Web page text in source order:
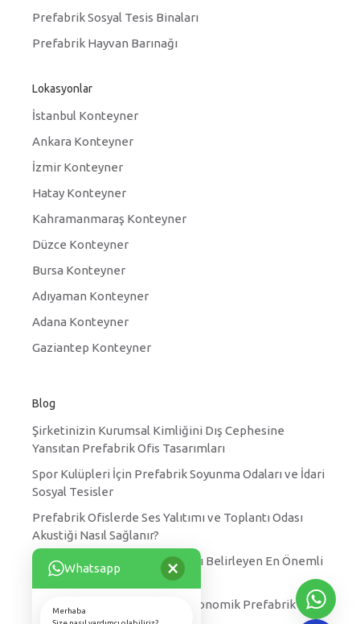
Prefabrik Sosyal Tesis Binaları
Prefabrik Hayvan Barınağı
Lokasyonlar
İstanbul Konteyner
Ankara Konteyner
İzmir Konteyner
Hatay Konteyner
Kahramanmaraş Konteyner
Düzce Konteyner
Bursa Konteyner
Adıyaman Konteyner
Adana Konteyner
Gaziantep Konteyner
Blog
Şirketinizin Kurumsal Kimliğini Dış Cephesine
Yansıtan Prefabrik Ofis Tasarımları
Spor Kulüpleri İçin Prefabrik Soyunma Odaları ve İdari
Sosyal Tesisler
Prefabrik Ofislerde Ses Yalıtımı ve Toplantı Odası
Akustiği Nasıl Sağlanır?
Prefabrik Yatakhane Fiyatlarını Belirleyen En Önemli
Faktörler Nelerdir?
Kırsal Kesimler için Hızlı ve Ekonomik Prefabrik Köy
Whatsapp ×
Merhaba